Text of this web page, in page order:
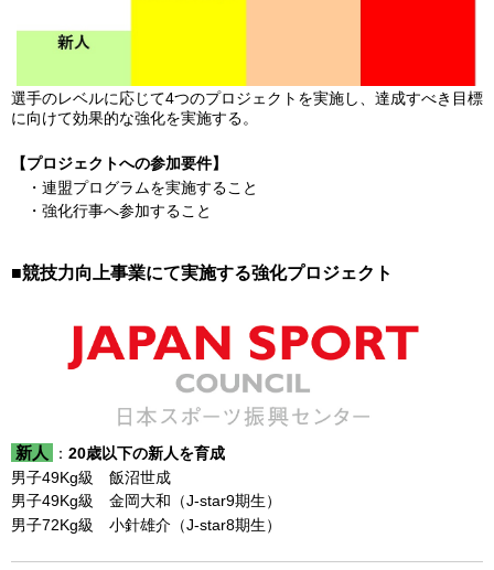
選手のレベルに応じて4つのプロジェクトを実施し、達成すべき目標
に向けて効果的な強化を実施する。
【プロジェクトへの参加要件】
・連盟プログラムを実施すること
・強化行事へ参加すること
■競技力向上事業にて実施する強化プロジェクト
新人 ： 20歳以下の新人を育成
男子49Kg級 飯沼世成
男子49Kg級 金岡大和（J-star9期生）
男子72Kg級 小針雄介（J-star8期生）